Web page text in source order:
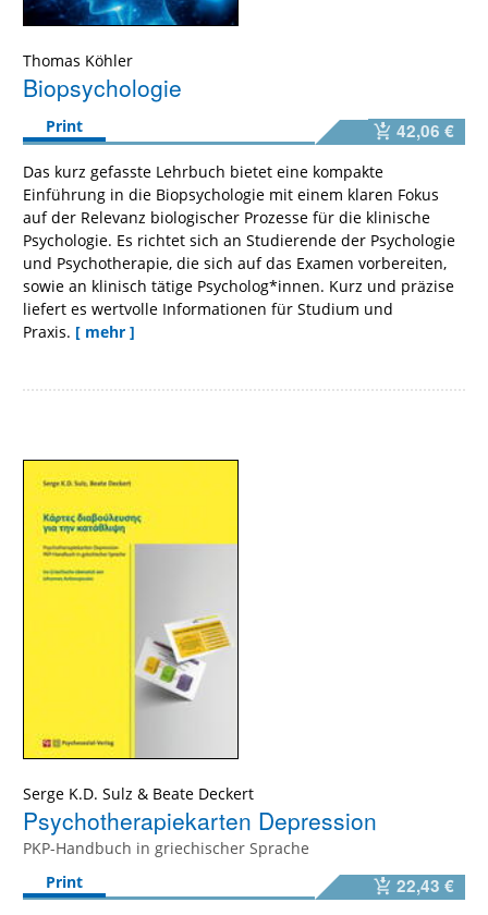
Thomas Köhler
Biopsychologie
Print 42,06 €
Das kurz gefasste Lehrbuch bietet eine kompakte
Einführung in die Biopsychologie mit einem klaren Fokus
auf der Relevanz biologischer Prozesse für die klinische
Psychologie. Es richtet sich an Studierende der Psychologie
und Psychotherapie, die sich auf das Examen vorbereiten,
sowie an klinisch tätige Psycholog*innen. Kurz und präzise
liefert es wertvolle Informationen für Studium und
Praxis. [ mehr ]
Serge K.D. Sulz & Beate Deckert
Psychotherapiekarten Depression
PKP-Handbuch in griechischer Sprache
Print
22,43 €